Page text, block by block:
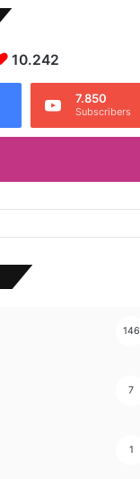
10.242
7.850
Subscribers
146
7
1